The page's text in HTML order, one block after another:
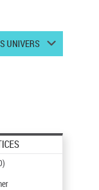
UNIVERS
)